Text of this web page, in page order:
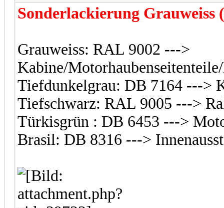
Sonderlackierung
Grauweiss: RAL 9002 --->
Kabine/
Tiefdunkelgrau: DB 7164 --->
Tiefschwarz: RAL 9005 --->
Türkisgrün : DB 6453 --->
Brasil: DB 8316 --->